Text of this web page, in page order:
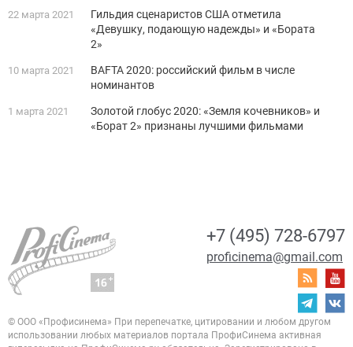
22 марта 2021
Гильдия сценаристов CША отметила
«Девушку, подающую надежды» и «Бората
2»
10 марта 2021
BAFTA 2020: российский фильм в числе
номинантов
1 марта 2021
Золотой глобус 2020: «Земля кочевников» и
«Борат 2» признаны лучшими фильмами
+7 (495) 728-6797
proficinema@gmail.com
© ООО «Профисинема» При перепечатке, цитировании и любом другом
использовании любых материалов портала ПрофиСинема активная